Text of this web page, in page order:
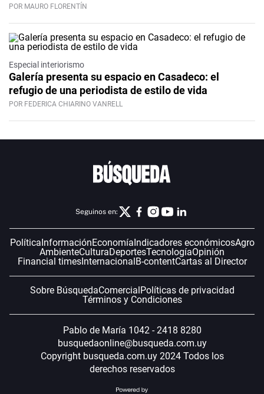
POR MAURO FLORENTÍN
Especial interiorismo
Galería presenta su espacio en Casadeco: el
refugio de una periodista de estilo de vida
POR FEDERICA CHIARINO VANRELL
Seguinos en:
PolíticaInformaciónEconomíaIndicadores económicosAgro
AmbienteCulturaDeportesTecnologíaOpinión
Financial timesInternacionalB-contentCartas al Director
Sobre BúsquedaComercialPolíticas de privacidad
Términos y Condiciones
Pablo de María 1042 - 2418 8280
busquedaonline@busqueda.com.uy
Copyright busqueda.com.uy 2024 Todos los
derechos reservados